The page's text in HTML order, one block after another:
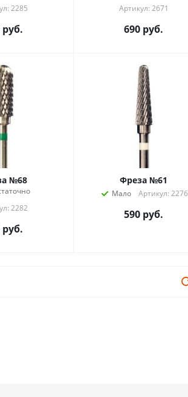
2285
руб.
Артикул: 2671
690 руб.
№68
2282
руб.
Фреза №61
Мало Артикул: 2276
590 руб.